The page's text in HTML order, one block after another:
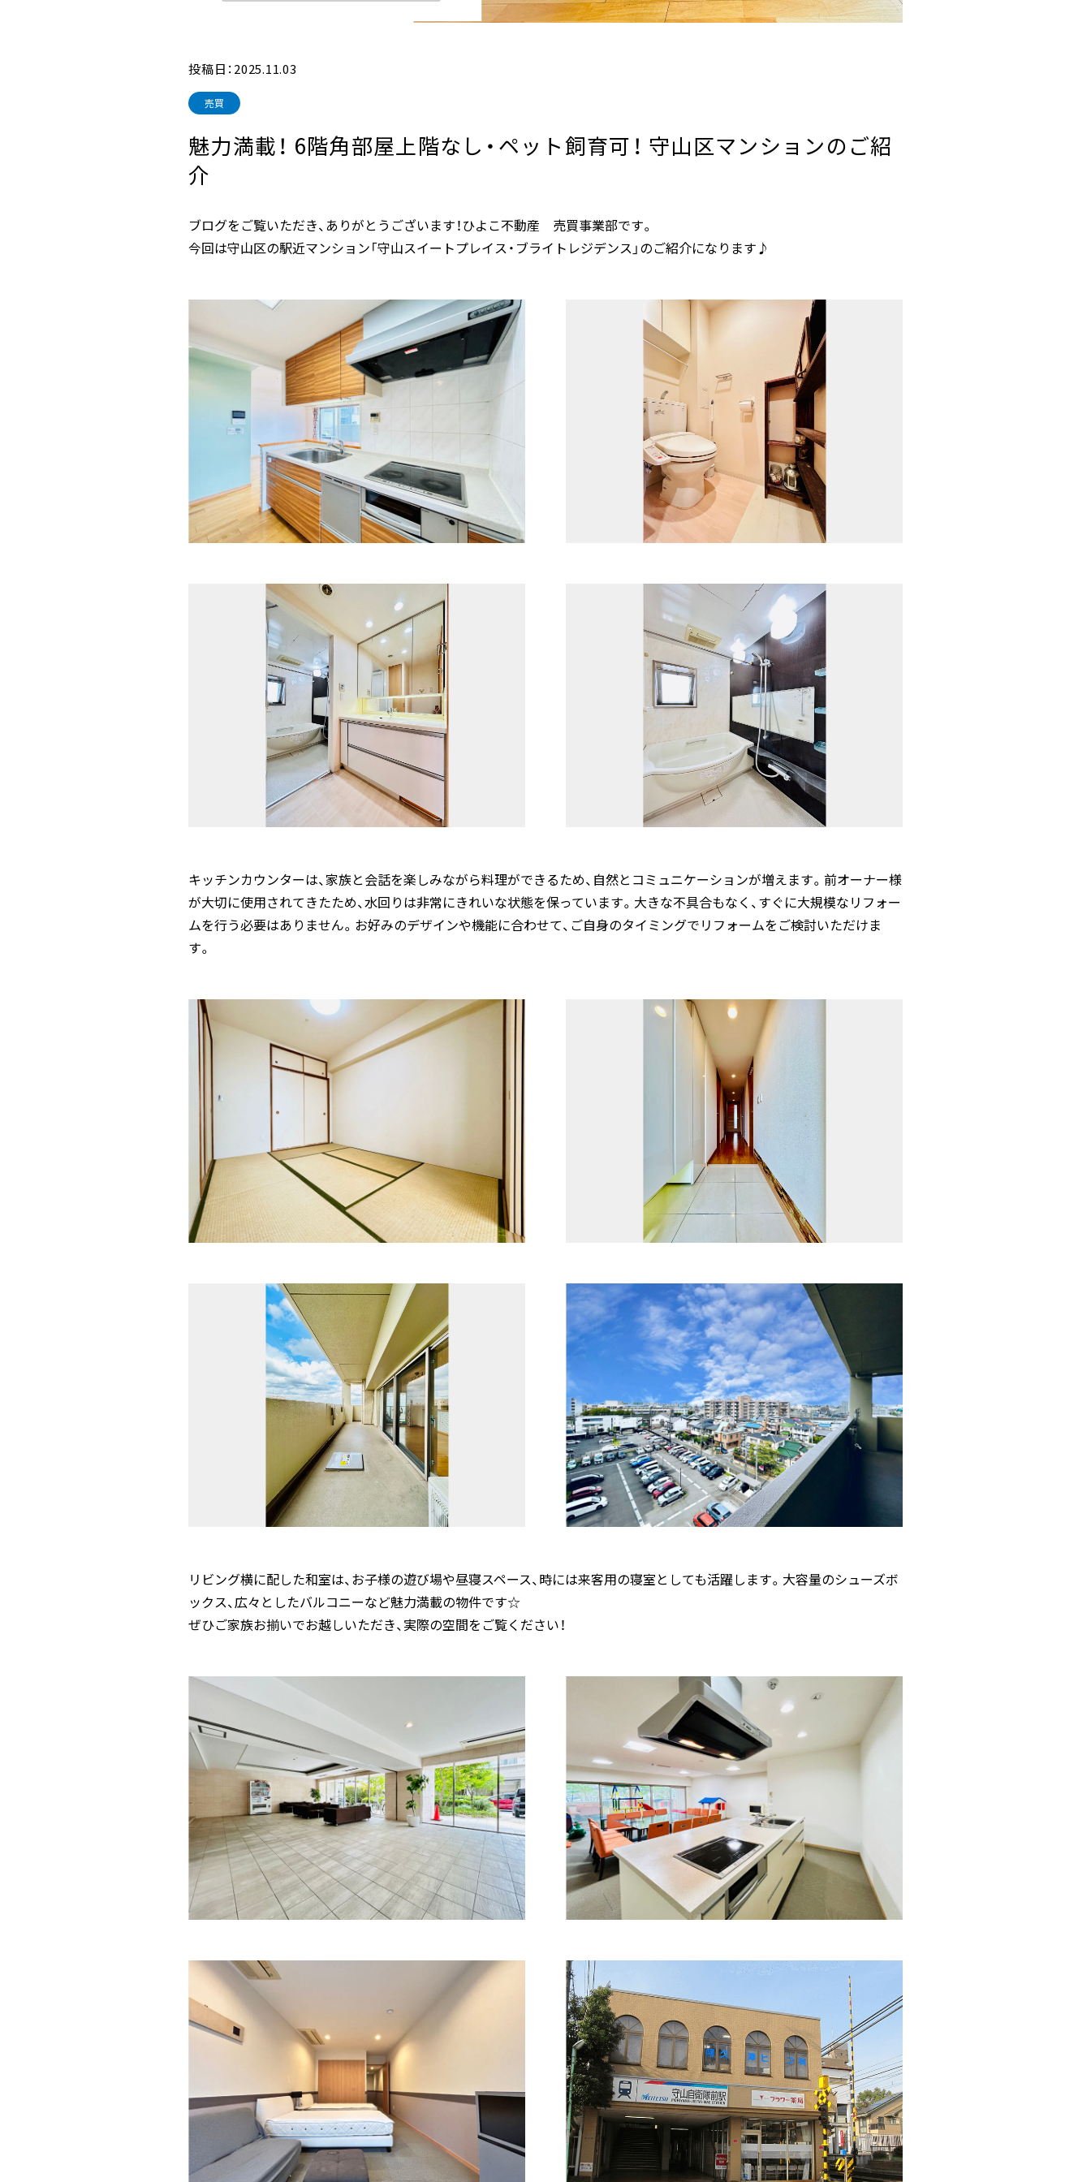
投稿日：2025.11.03
売買
魅力満載！ 6階角部屋上階なし・ペット飼育可！ 守山区マンションのご紹
介
ブログをご覧いただき、ありがとうございます！ひよこ不動産 売買事業部です。
今回は守山区の駅近マンション「守山スイートプレイス・ブライトレジデンス」のご紹介になります♪
キッチンカウンターは、家族と会話を楽しみながら料理ができるため、自然とコミュニケーションが増えます。前オーナー様
が大切に使用されてきたため、水回りは非常にきれいな状態を保っています。大きな不具合もなく、すぐに大規模なリフォー
ムを行う必要はありません。お好みのデザインや機能に合わせて、ご自身のタイミングでリフォームをご検討いただけま
す。
リビング横に配した和室は、お子様の遊び場や昼寝スペース、時には来客用の寝室としても活躍します。大容量のシューズボ
ックス、広々としたバルコニーなど魅力満載の物件です☆
ぜひご家族お揃いでお越しいただき、実際の空間をご覧ください！